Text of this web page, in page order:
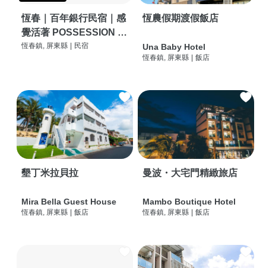
恆春｜百年銀行民宿｜感
覺活著 POSSESSION |
背包客棧 | 恆春必住特色
恆春鎮, 屏東縣 民宿
恆農假期渡假飯店
Una Baby Hotel
恆春鎮, 屏東縣 飯店
墾丁米拉貝拉
Mira Bella Guest House
恆春鎮, 屏東縣 飯店
曼波・大宅門精緻旅店
Mambo Boutique Hotel
恆春鎮, 屏東縣 飯店